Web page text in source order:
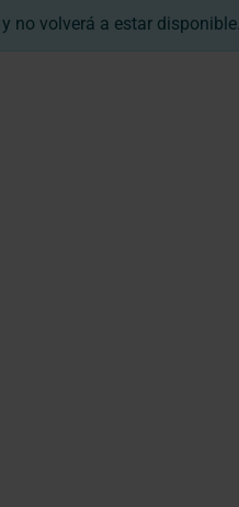
no volverá a estar disponible.